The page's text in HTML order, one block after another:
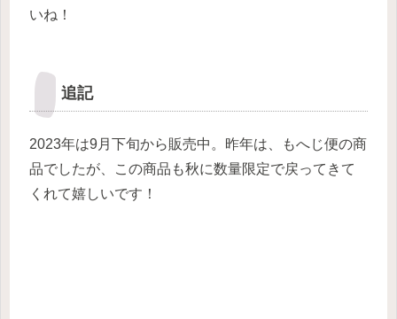
いね！
追記
2023年は9月下旬から販売中。昨年は、もへじ便の商
品でしたが、この商品も秋に数量限定で戻ってきて
くれて嬉しいです！